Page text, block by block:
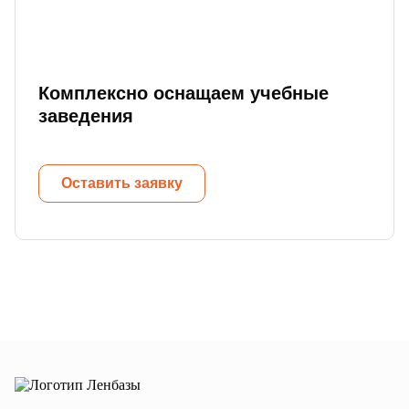
Комплексно оснащаем учебные
заведения
Оставить заявку